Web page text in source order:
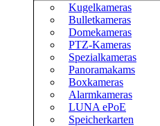
Kugelkameras
Bulletkameras
Domekameras
PTZ-Kameras
Spezialkameras
Panoramakams
Boxkameras
Alarmkameras
LUNA ePoE
Speicherkarten